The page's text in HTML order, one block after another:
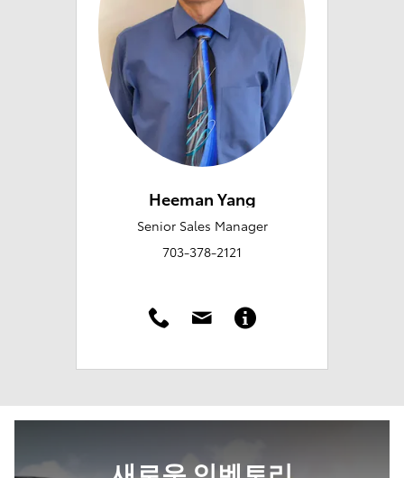
Heeman Yang
Senior Sales Manager
703-378-2121